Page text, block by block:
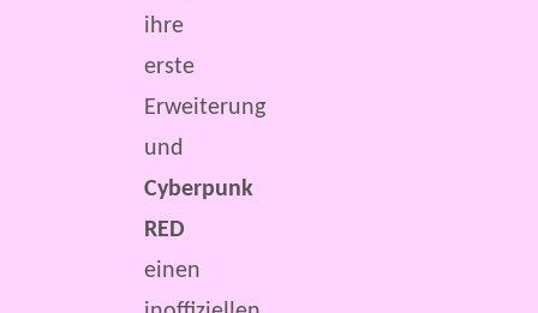
ihre
erste
Erweiterung
und
Cyberpunk
RED
einen